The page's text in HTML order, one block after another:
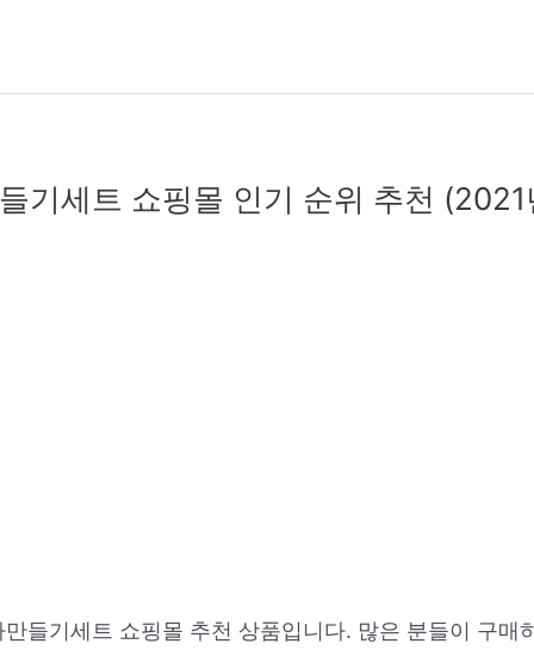
기세트 쇼핑몰 인기 순위 추천 (2021
들기세트 쇼핑몰 추천 상품입니다. 많은 분들이 구매